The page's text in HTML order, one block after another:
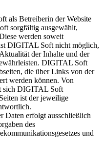
als Betreiberin der Website
sorgfältig ausgewählt,
werden soweit
DIGITAL Soft nicht möglich,
der Inhalte und der
DIGITAL Soft
die über Links von der
werden können. Von
sich DIGITAL Soft
ist der jeweilige
Daten erfolgt ausschließlich
des
und